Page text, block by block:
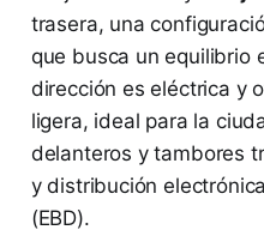
trasera, una
que busca un equilibrio
dirección es eléctrica y
ligera, ideal para la
delanteros y tambores
y distribución
(EBD).